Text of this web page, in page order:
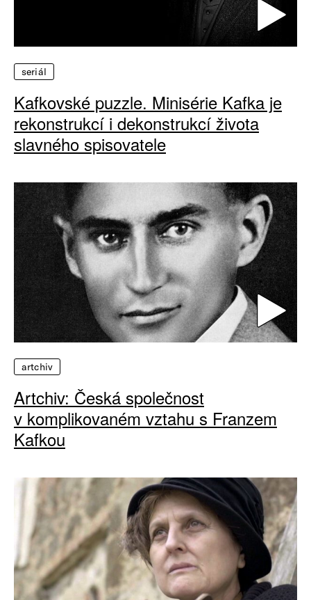
seriál
Kafkovské puzzle. Minisérie Kafka je
rekonstrukcí i dekonstrukcí života
slavného spisovatele
artchiv
Artchiv: Česká společnost
v komplikovaném vztahu s Franzem
Kafkou